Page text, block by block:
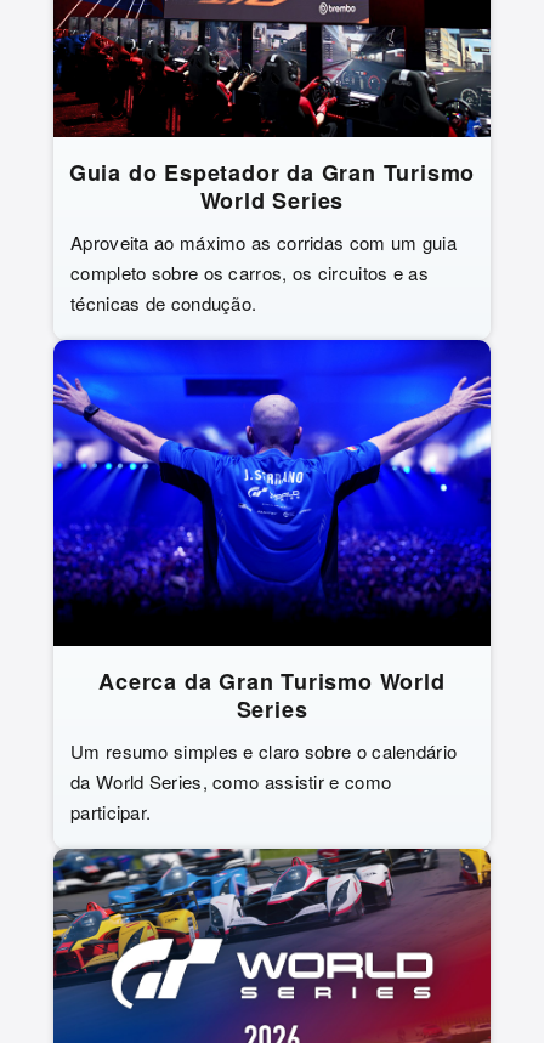
Guia do Espetador da Gran Turismo
World Series
Aproveita ao máximo as corridas com um guia
completo sobre os carros, os circuitos e as
técnicas de condução.
Acerca da Gran Turismo World
Series
Um resumo simples e claro sobre o calendário
da World Series, como assistir e como
participar.